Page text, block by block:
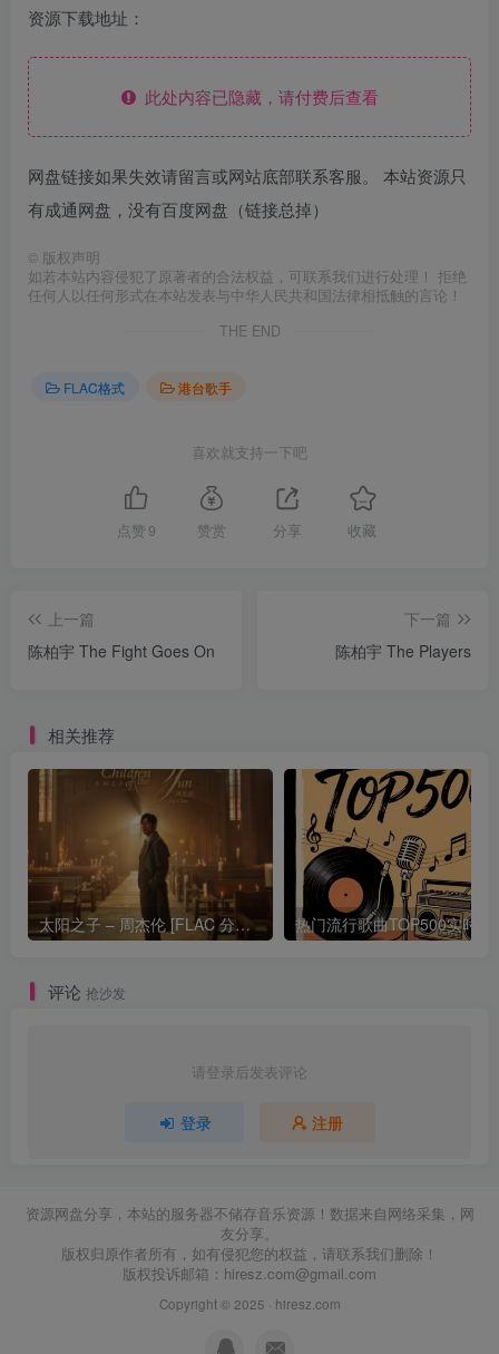
资源下载地址：
此处内容已隐藏，请付费后查看
网盘链接如果失效请留言或网站底部联系客服。 本站资源只
有成通网盘，没有百度网盘（链接总掉）
© 版权声明
如若本站内容侵犯了原著者的合法权益，可联系我们进行处理！ 拒绝
任何人以任何形式在本站发表与中华人民共和国法律相抵触的言论！
THE END
FLAC格式 港台歌手
喜欢就支持一下吧
点赞 9 赞赏 分享 收藏
上一篇
陈柏宇 The Fight Goes On
下一篇
陈柏宇 The Players
相关推荐
太阳之子 – 周杰伦 [FLAC 分轨 192Khz 24bit]
评论 抢沙发
请登录后发表评论
登录 注册
资源网盘分享，本站的服务器不储存音乐资源！数据来自网络采集，网
友分享。
版权归原作者所有，如有侵犯您的权益，请联系我们删除！
版权投诉邮箱： hiresz.com@gmail.com
Copyright © 2025 · hiresz.com